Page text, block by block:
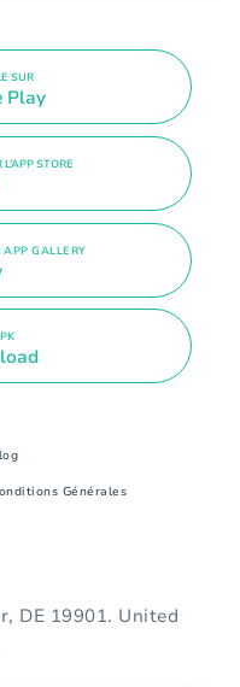
SUR
Play
STORE
GALLERY
Générales
DE 19901. United